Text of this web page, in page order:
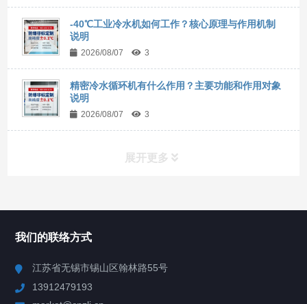
-40℃工业冷水机如何工作？核心原理与作用机制
说明
2026/08/07 3
精密冷水循环机有什么作用？主要功能和作用对象
说明
2026/08/07 3
展开更多
Chiller高精度制冷循环器
我们的联络方式
江苏省无锡市锡山区翰林路55号
13912479193